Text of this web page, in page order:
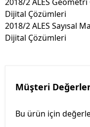
Dijital Çözümleri
2018/2 ALES Sayısal
Dijital Çözümleri
Müşteri
Bu ürün için